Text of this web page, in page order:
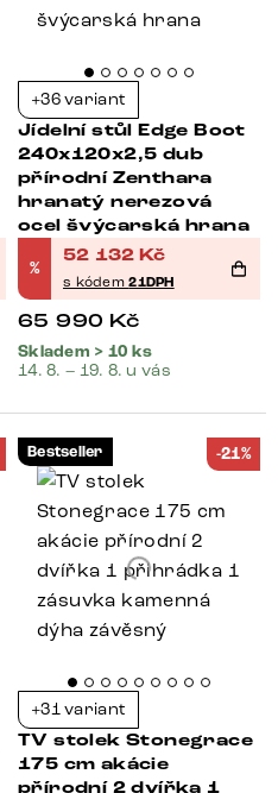
+36 variant
Jídelní stůl Edge Boot
240x120x2,5 dub
přírodní Zenthara
hranatý nerezová
ocel švýcarská hrana
%
52 132 Kč
s kódem21DPH
65 990 Kč
Skladem > 10 ks
14. 8. – 19. 8. u vás
Bestseller -21%
+31 variant
TV stolek Stonegrace
175 cm akácie
přírodní 2 dvířka 1